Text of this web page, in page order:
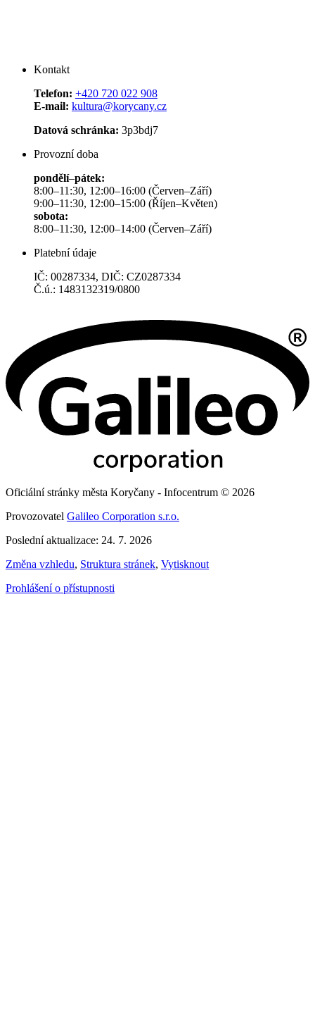
Kontakt
Telefon: +420 720 022 908
E-mail: kultura@korycany.cz
Datová schránka: 3p3bdj7
Provozní doba
pondělí–pátek:
8:00–11:30, 12:00–16:00 (Červen–Září)
9:00–11:30, 12:00–15:00 (Říjen–Květen)
sobota:
8:00–11:30, 12:00–14:00 (Červen–Září)
Platební údaje
IČ: 00287334, DIČ: CZ0287334
Č.ú.: 1483132319/0800
Oficiální stránky města Koryčany - Infocentrum © 2026
Provozovatel Galileo Corporation s.r.o.
Poslední aktualizace: 24. 7. 2026
Změna vzhledu, Struktura stránek, Vytisknout
Prohlášení o přístupnosti